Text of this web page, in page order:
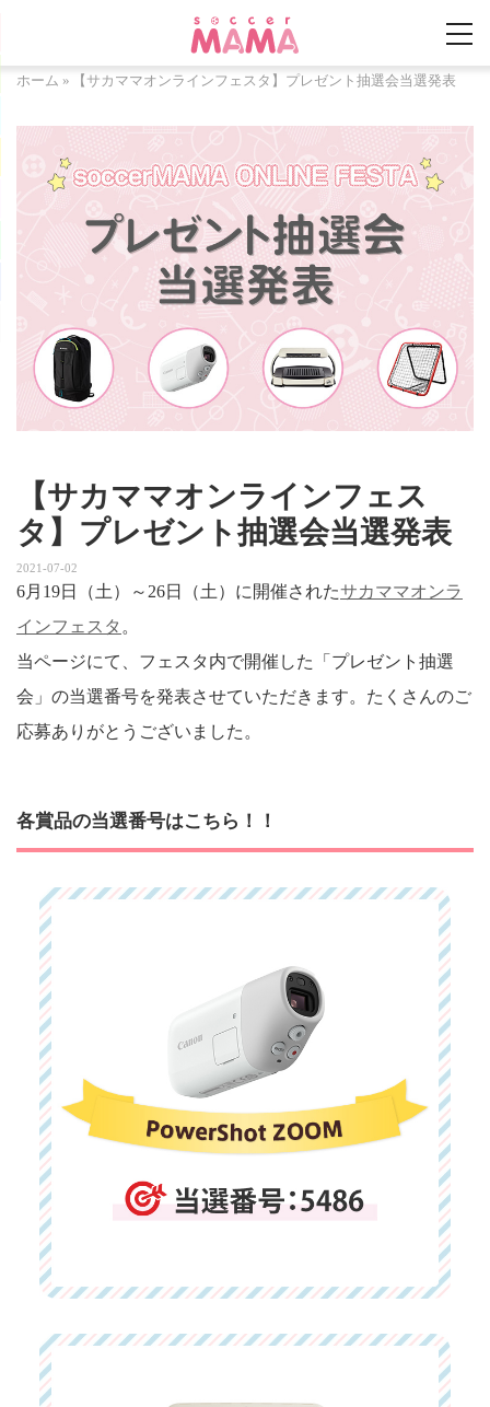
ホーム » 【サカママオンラインフェスタ】プレゼント抽選会当選発表
【サカママオンラインフェス
タ】プレゼント抽選会当選発表
2021-07-02
6月19日（土）～26日（土）に開催されたサカママオンラ
インフェスタ 。
当ページにて、フェスタ内で開催した「プレゼント抽選
会」の当選番号を発表させていただきます。たくさんのご
応募ありがとうございました。
各賞品の当選番号はこちら！！